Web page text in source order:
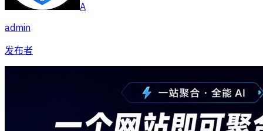
A
admin
发布者